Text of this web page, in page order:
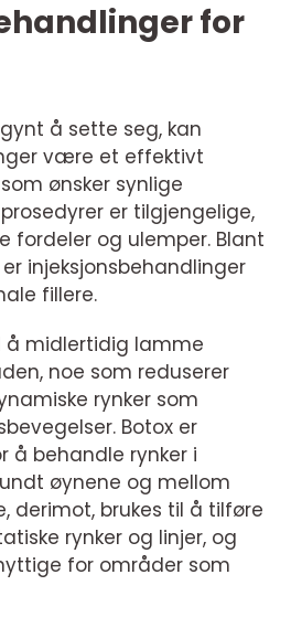
for
å sette seg, kan
være et effektivt
ønsker synlige
er tilgjengelige,
fordeler og ulemper. Blant
injeksjonsbehandlinger
fillere.
å midlertidig lamme
noe som reduserer
rynker som
Botox er
å behandle rynker i
øynene og mellom
derimot, brukes til å tilføre
rynker og linjer, og
for områder som